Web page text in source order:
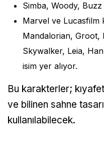
Simba, Woody,
Marvel ve Lucasfilm
Mandalorian,
Skywalker, Leia,
isim yer alıyor.
Bu karakterler;
ve bilinen sahne
kullanılabilecek.